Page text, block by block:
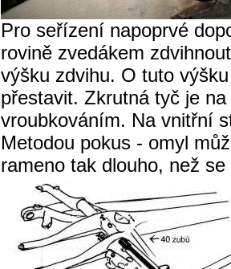
Pro seřízení napoprvé
rovině zvedákem
výšku zdvihu. O tuto
přestavit. Zkrutná tyč je
vroubkováním. Na vnitřní
Metodou pokus - omyl
rameno tak dlouho, než